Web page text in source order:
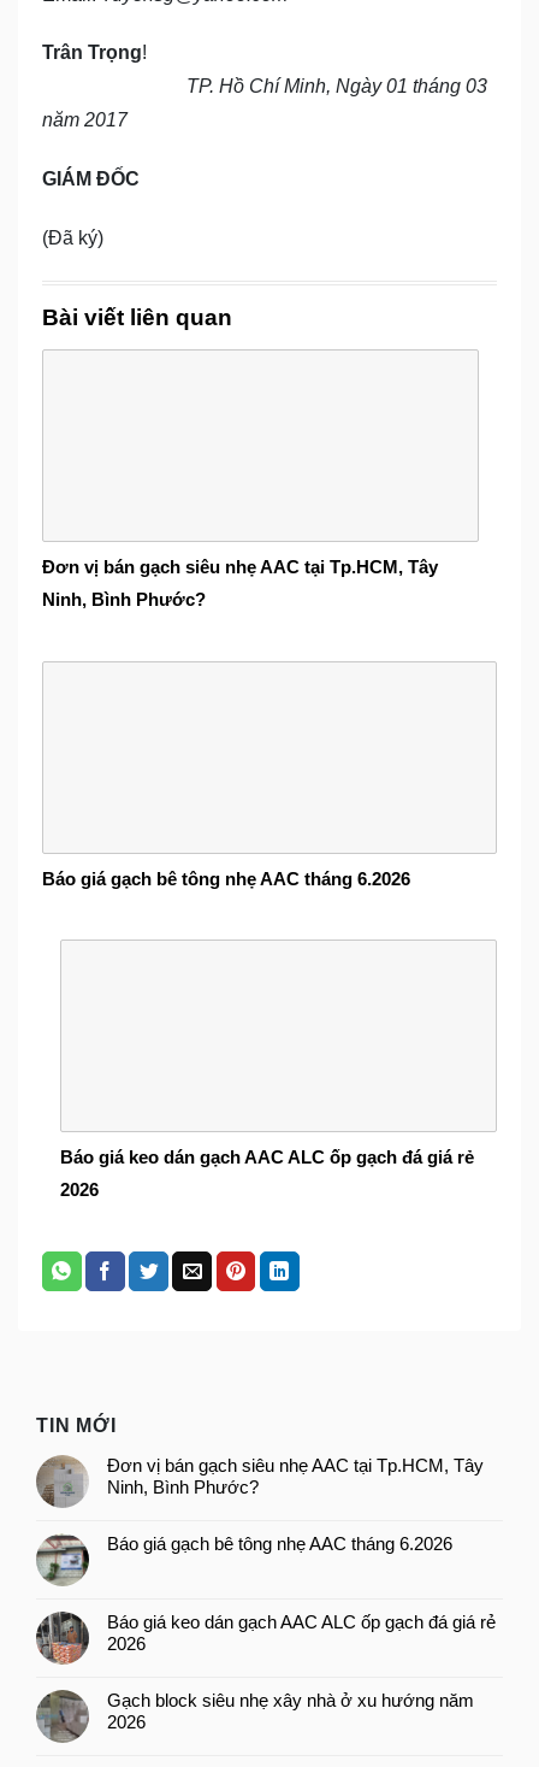
Trân Trọng!
TP. Hồ Chí Minh, Ngày 01 tháng 03
năm 2017
GIÁM ĐỐC
(Đã ký)
Bài viết liên quan
Đơn vị bán gạch siêu nhẹ AAC tại Tp.HCM, Tây
Ninh, Bình Phước?
Báo giá gạch bê tông nhẹ AAC tháng 6.2026
Báo giá keo dán gạch AAC ALC ốp gạch đá giá rẻ
2026
TIN MỚI
Đơn vị bán gạch siêu nhẹ AAC tại Tp.HCM, Tây
Ninh, Bình Phước?
Báo giá gạch bê tông nhẹ AAC tháng 6.2026
Báo giá keo dán gạch AAC ALC ốp gạch đá giá rẻ
2026
Gạch block siêu nhẹ xây nhà ở xu hướng năm
2026